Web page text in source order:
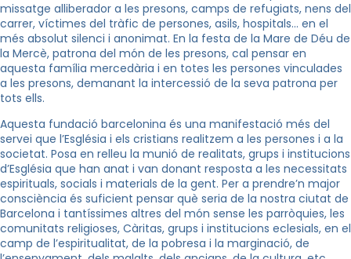
missatge alliberador a les presons, camps de refugiats, nens del
carrer, víctimes del tràfic de persones, asils, hospitals… en el
més absolut silenci i anonimat. En la festa de la Mare de Déu de
la Mercè, patrona del món de les presons, cal pensar en
aquesta família mercedària i en totes les persones vinculades
a les presons, demanant la intercessió de la seva patrona per
tots ells.
Aquesta fundació barcelonina és una manifestació més del
servei que l’Església i els cristians realitzem a les persones i a la
societat. Posa en relleu la munió de realitats, grups i institucions
d’Església que han anat i van donant resposta a les necessitats
espirituals, socials i materials de la gent. Per a prendre’n major
consciència és suficient pensar què seria de la nostra ciutat de
Barcelona i tantíssimes altres del món sense les parròquies, les
comunitats religioses, Càritas, grups i institucions eclesials, en el
camp de l’espiritualitat, de la pobresa i la marginació, de